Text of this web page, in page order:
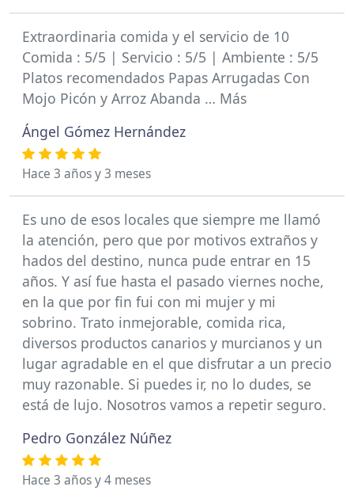
Extraordinaria comida y el servicio de 10
Comida : 5/5 | Servicio : 5/5 | Ambiente : 5/5
Platos recomendados Papas Arrugadas Con
Mojo Picón y Arroz Abanda … Más
Ángel Gómez Hernández
Hace 3 años y 3 meses
Es uno de esos locales que siempre me llamó
la atención, pero que por motivos extraños y
hados del destino, nunca pude entrar en 15
años. Y así fue hasta el pasado viernes noche,
en la que por fin fui con mi mujer y mi
sobrino. Trato inmejorable, comida rica,
diversos productos canarios y murcianos y un
lugar agradable en el que disfrutar a un precio
muy razonable. Si puedes ir, no lo dudes, se
está de lujo. Nosotros vamos a repetir seguro.
Pedro González Núñez
Hace 3 años y 4 meses